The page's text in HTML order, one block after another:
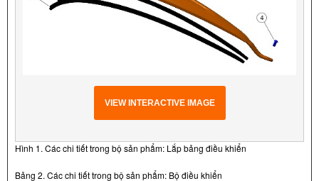
VIEW INTERACTIVE IMAGE
Hình 1. Các chi tiết trong bộ sản phẩm: Lắp bảng điều khiển
Bảng 2. Các chi tiết trong bộ sản phẩm: Bộ điều khiển